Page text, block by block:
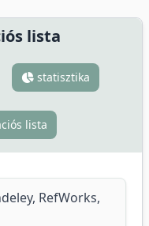
lista
statisztika
lista
RefWorks,